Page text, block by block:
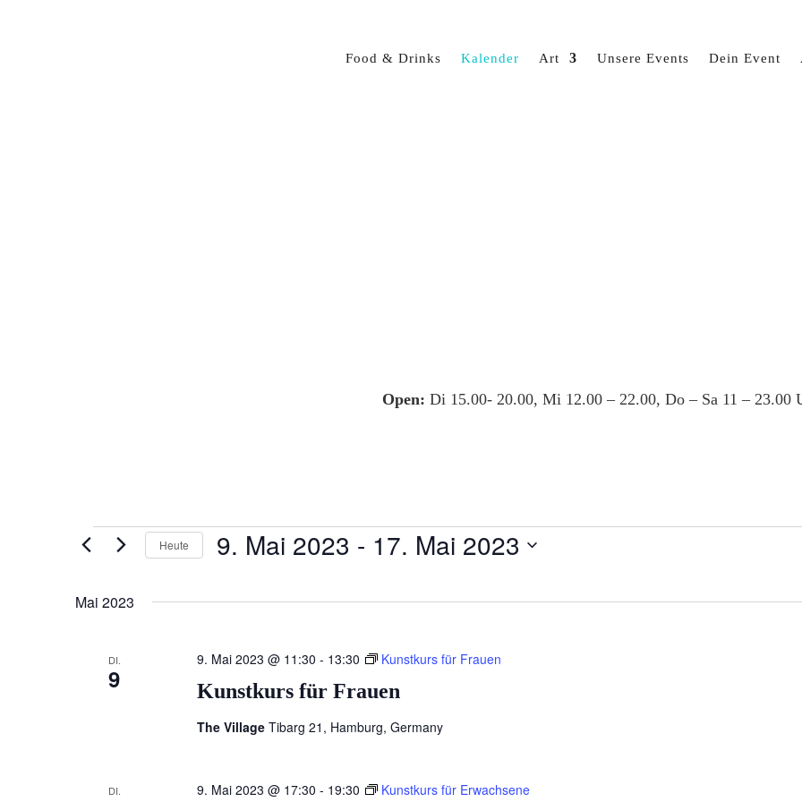
Food & Drinks Kalender Art Unsere Events Dein Event
Open: Di 15.00- 20.00, Mi 12.00 – 22.00, Do – Sa 11 – 23.00
Veranstaltungen
Heute 9. Mai 2023 - 17. Mai 2023
Mai 2023
DI.
9 Kunstkurs für Frauen
9. Mai 2023 @ 11:30 - 13:30 Kunstkurs für Frauen
The Village Tibarg 21, Hamburg, Germany
DI. 9. Mai 2023 @ 17:30 - 19:30 Kunstkurs für Erwachsene